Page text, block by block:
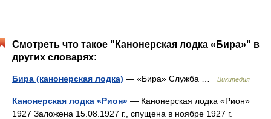
Смотреть что такое "Канонерская лодка «Бира»" в
других словарях:
Бира (канонерская лодка) — «Бира» Служба … Википедия
Канонерская лодка «Рион» — Канонерская лодка «Рион»
1927 Заложена 15.08.1927 г., спущена в ноябре 1927 г.